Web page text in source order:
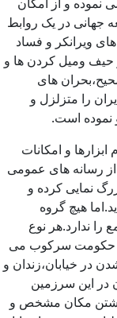
جهانی در یک روابط
ویرانکر و فساد
حیف ومیل کردن ها و
های
را متزلزل و
نموده است.
و امکانات
از رسانه های عمومی
نمایی کرده و
هیچ گروه
ندارد.هر نوع
حکومت سرکوب می
در خیابان،زندان و
در این سرزمین
مکان مشخص و